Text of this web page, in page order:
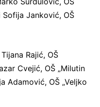
Sofija Janković, OŠ
Rajić, OŠ
Cvejić, OŠ „Milutin
Adamović, OŠ „Veljko